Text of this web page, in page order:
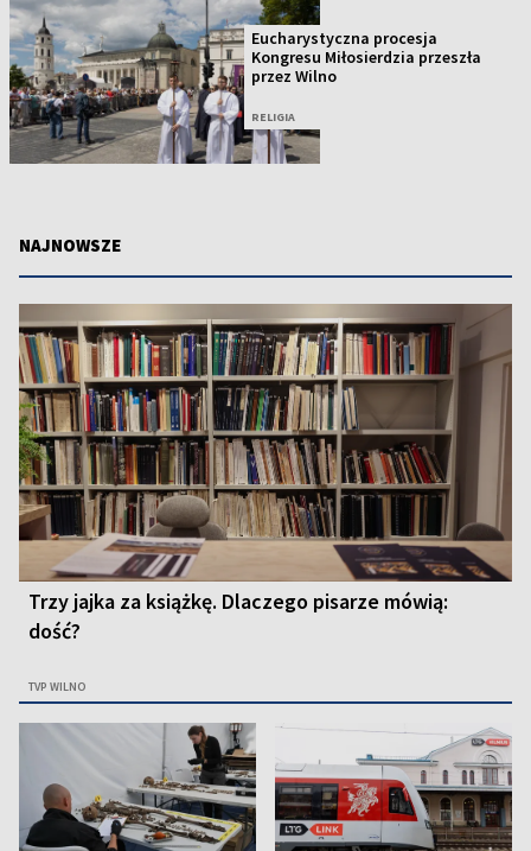
Eucharystyczna procesja
Kongresu Miłosierdzia przeszła
przez Wilno
RELIGIA
NAJNOWSZE
Trzy jajka za książkę. Dlaczego pisarze mówią:
dość?
TVP WILNO